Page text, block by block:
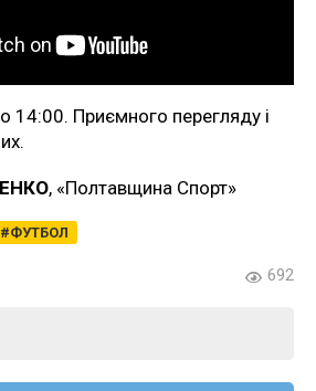
14:00. Приємного перегляду і
, «Полтавщина Спорт»
ФУТБОЛ
692